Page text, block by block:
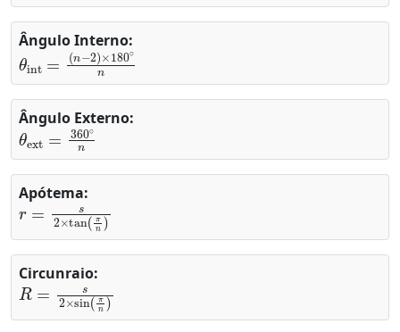
Ângulo Interno:
θint=
(n−2)×180∘n
Ângulo Externo:
θext=360∘n
Apótema:
r=s2×tan
Circunraio:
R=s2×sin(π